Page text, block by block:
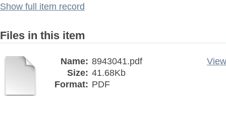
Show full item record
Files in this item
Name: 8943041.pdf
Size: 41.68Kb
Format: PDF